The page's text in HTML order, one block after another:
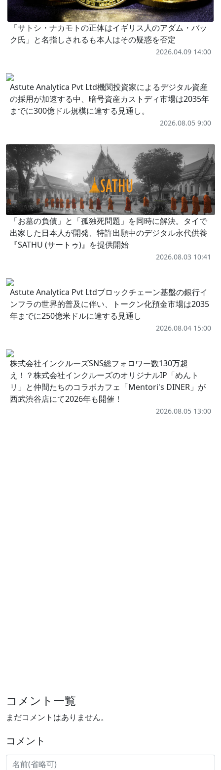
「サトシ・ナカモトの正体はイギリス人のアダム・バッ
ク氏」と名指しされるも本人はその疑惑を否定
2026.04.09 14:00
Astute Analytica Pvt Ltd機関投資家によるデジタル資産
の採用が加速する中、暗号資産カストディ市場は2035年
までに300億ドル規模に達する見通し。
2026.08.05 9:00
「お墓の負債」と「孤独死問題」を同時に解決。タイで
出家した日本人が開発、特許出願中のデジタル永代供養
『SATHU (サートゥ)』を提供開始
2026.08.03 10:41
Astute Analytica Pvt Ltdブロックチェーン基盤の銀行イ
ンフラの世界的普及に伴い、トークン化預金市場は2035
年までに250億米ドルに達する見通し
2026.08.04 15:00
株式会社インクルーズSNS総フォロワー数130万超
え！？株式会社インクルーズのオリジナルIP「めんト
リ」と仲間たちのコラボカフェ「Mentori's DINER」が
西武渋谷店にて2026年も開催！
2026.08.05 13:00
コメント一覧
まだコメントはありません。
コメント